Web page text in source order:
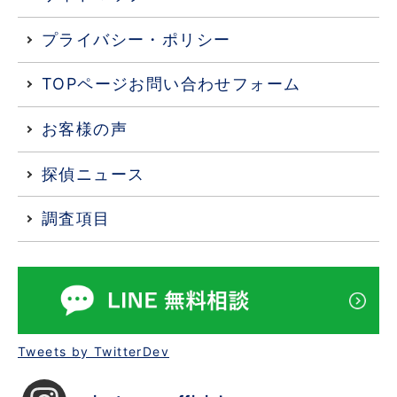
プライバシー・ポリシー
TOPページお問い合わせフォーム
お客様の声
探偵ニュース
調査項目
Tweets by TwitterDev